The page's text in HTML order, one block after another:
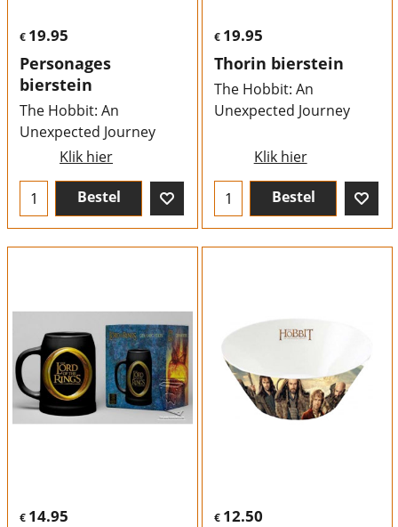
€ 19.95
Personages
bierstein
The Hobbit: An
Unexpected Journey
Klik hier
Bestel
€ 19.95
Thorin bierstein
The Hobbit: An
Unexpected Journey
Klik hier
Bestel
€ 14.95 € 12.50